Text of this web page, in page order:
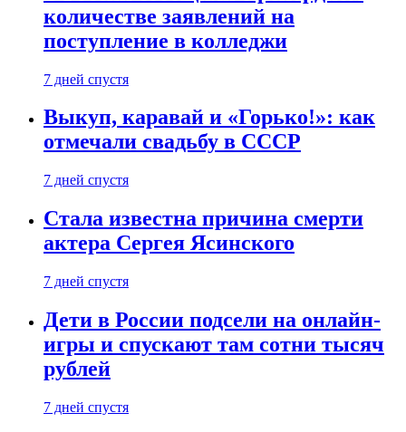
количестве заявлений на
поступление в колледжи
7 дней спустя
Выкуп, каравай и «Горько!»: как
отмечали свадьбу в СССР
7 дней спустя
Стала известна причина смерти
актера Сергея Ясинского
7 дней спустя
Дети в России подсели на онлайн-
игры и спускают там сотни тысяч
рублей
7 дней спустя